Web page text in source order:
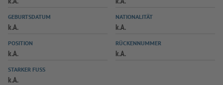
SPIELPLUS
GEBURTSDATUM
k.A.
NATIONALITÄT
k.A.
POSITION
k.A.
RÜCKENNUMMER
k.A.
STARKER FUSS
k.A.